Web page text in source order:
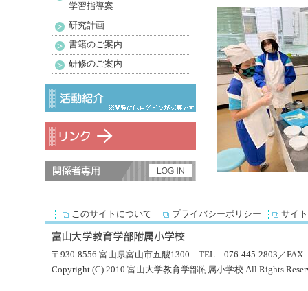
学習指導案
研究計画
書籍のご案内
研修のご案内
このサイトについて プライバシーポリシー サイ
〒930-8556 富山県富山市五艘1300 TEL 076-445-2803／
Copyright (C) 2010 富山大学教育学部附属小学校 All Rights